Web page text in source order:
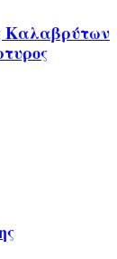
Καλαβρύτων